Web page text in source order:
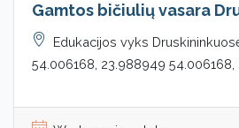
Gamtos bičiulių vasara
Edukacijos vyks
54.006168, 23.988949